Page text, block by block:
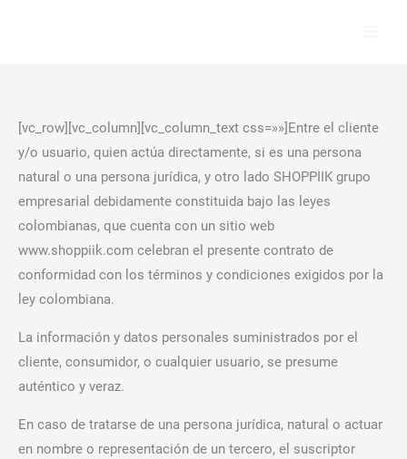
[vc_row][vc_column][vc_column_text css=»»]Entre el cliente
y/o usuario, quien actúa directamente, si es una persona
natural o una persona jurídica, y otro lado SHOPPIIK grupo
empresarial debidamente constituida bajo las leyes
colombianas, que cuenta con un sitio web
www.shoppiik.com celebran el presente contrato de
conformidad con los términos y condiciones exigidos por la
ley colombiana.
La información y datos personales suministrados por el
cliente, consumidor, o cualquier usuario, se presume
auténtico y veraz.
En caso de tratarse de una persona jurídica, natural o actuar
en nombre o representación de un tercero, el suscriptor